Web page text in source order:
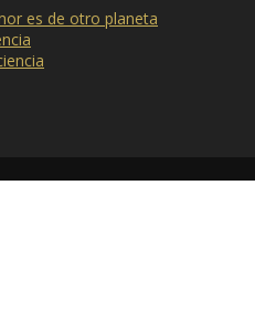
es de otro planeta